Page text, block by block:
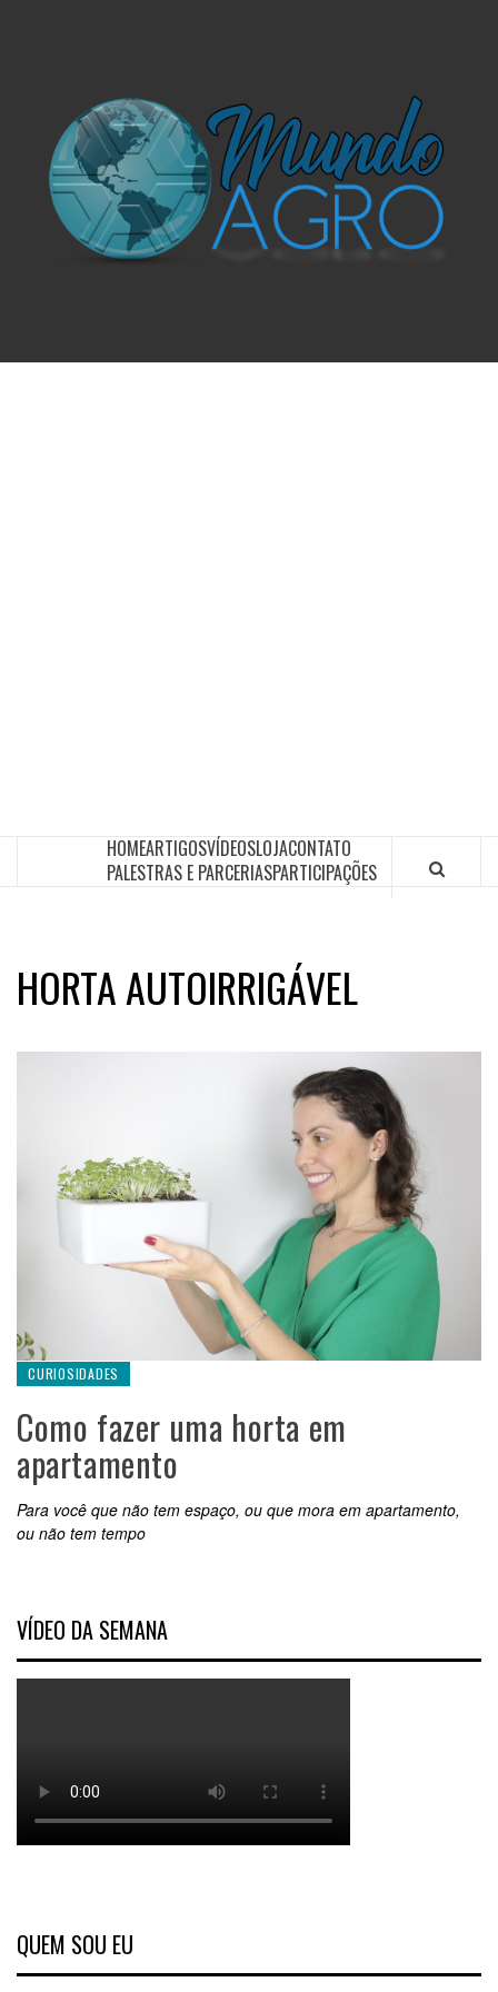
HOMEARTIGOSVÍDEOSLOJACONTATO
PALESTRAS E PARCERIASPARTICIPAÇÕES
HORTA AUTOIRRIGÁVEL
CURIOSIDADES
Como fazer uma horta em
apartamento
Para você que não tem espaço, ou que mora em apartamento,
ou não tem tempo
VÍDEO DA SEMANA
QUEM SOU EU